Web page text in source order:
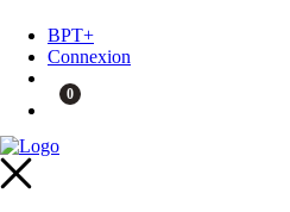
BPT+
Connexion
0